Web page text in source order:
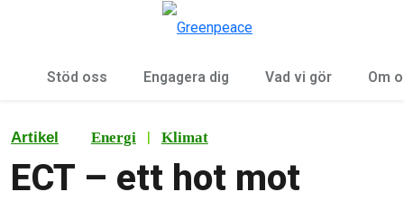
Stöd oss Engagera dig Vad vi gör Om
Artikel Energi | Klimat
ECT – ett hot mot